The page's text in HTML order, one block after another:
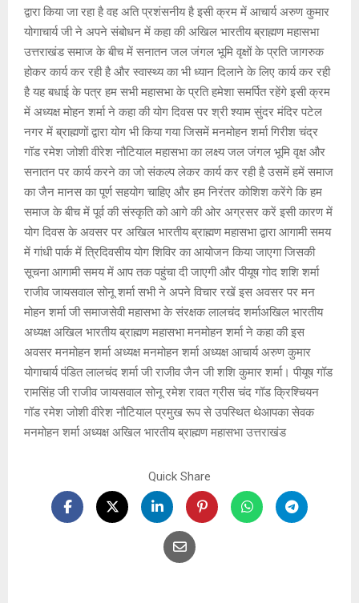
द्वारा किया जा रहा है वह अति प्रशंसनीय है इसी क्रम में आचार्य अरुण कुमार
योगाचार्य जी ने अपने संबोधन में कहा की अखिल भारतीय ब्राह्मण महासभा
उत्तराखंड समाज के बीच में सनातन जल जंगल भूमि वृक्षों के प्रति जागरुक
होकर कार्य कर रही है और स्वास्थ्य का भी ध्यान दिलाने के लिए कार्य कर रही
है यह बधाई के पत्र हम सभी महासभा के प्रति हमेशा समर्पित रहेंगे इसी क्रम
में अध्यक्ष मोहन शर्मा ने कहा की योग दिवस पर श्री श्याम सुंदर मंदिर पटेल
नगर में ब्राह्मणों द्वारा योग भी किया गया जिसमें मनमोहन शर्मा गिरीश चंद्र
गॉड रमेश जोशी वीरेश नौटियाल महासभा का लक्ष्य जल जंगल भूमि वृक्ष और
सनातन पर कार्य करने का जो संकल्प लेकर कार्य कर रही है उसमें हमें समाज
का जैन मानस का पूर्ण सहयोग चाहिए और हम निरंतर कोशिश करेंगे कि हम
समाज के बीच में पूर्व की संस्कृति को आगे की ओर अग्रसर करें इसी कारण में
योग दिवस के अवसर पर अखिल भारतीय ब्राह्मण महासभा द्वारा आगामी समय
में गांधी पार्क में त्रिदिवसीय योग शिविर का आयोजन किया जाएगा जिसकी
सूचना आगामी समय में आप तक पहुंचा दी जाएगी और पीयूष गोद शशि शर्मा
राजीव जायसवाल सोनू शर्मा सभी ने अपने विचार रखें इस अवसर पर मन
मोहन शर्मा जी समाजसेवी महासभा के संरक्षक लालचंद शर्माअखिल भारतीय
अध्यक्ष अखिल भारतीय ब्राह्मण महासभा मनमोहन शर्मा ने कहा की इस
अवसर मनमोहन शर्मा अध्यक्ष मनमोहन शर्मा अध्यक्ष आचार्य अरुण कुमार
योगाचार्य पंडित लालचंद शर्मा जी राजीव जैन जी शशि कुमार शर्मा। पीयूष गॉड
रामसिंह जी राजीव जायसवाल सोनू रमेश रावत ग्रीस चंद गॉड क्रिश्चियन
गॉड रमेश जोशी वीरेश नौटियाल प्रमुख रूप से उपस्थित थेआपका सेवक
मनमोहन शर्मा अध्यक्ष अखिल भारतीय ब्राह्मण महासभा उत्तराखंड
Quick Share